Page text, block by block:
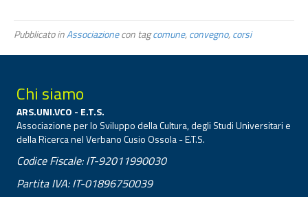
Pubblicato inAssociazionecon tagcomune,convegno,corsi
Chi siamo
ARS.UNI.VCO - E.T.S.
Associazione per lo Sviluppo della Cultura, degli Studi Universitari e
della Ricerca nel Verbano Cusio Ossola - E.T.S.
Codice Fiscale: IT-92011990030
Partita IVA: IT-01896750039